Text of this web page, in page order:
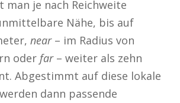
man je nach Reichweite
Nähe, bis auf
near– im Radius von
oder far– weiter als zehn
Abgestimmt auf diese lokale
dann passende